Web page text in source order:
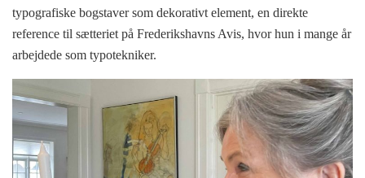
typografiske bogstaver som dekorativt element, en direkte
reference til sætteriet på Frederikshavns Avis, hvor hun i mange år
arbejdede som typotekniker.